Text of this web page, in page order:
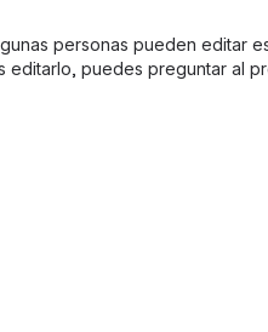
personas pueden editar
editarlo, puedes preguntar al